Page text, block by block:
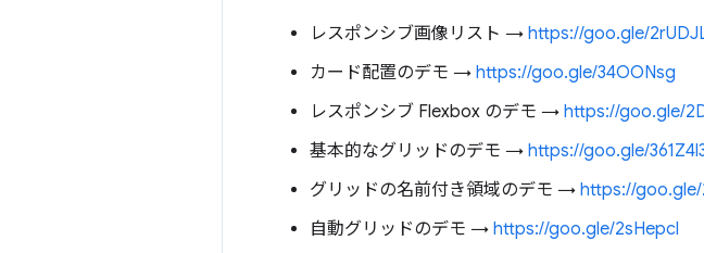
レスポンシブ画像リスト → https://goo.gle/
カード配置のデモ → https://goo.gle/34OONsg
レスポンシブ Flexbox のデモ → https://goo.gle/
基本的なグリッドのデモ → https://goo.gle/
グリッドの名前付き領域のデモ → https://goo.gle/
自動グリッドのデモ → https://goo.gle/2sHepcl